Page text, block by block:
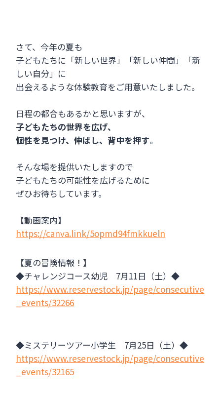
さて、今年の夏も
子どもたちに「新しい世界」「新しい仲間」「新
しい自分」に
出会えるような体験教育をご用意いたしました。
日程の都合もあるかと思いますが、
子どもたちの世界を広げ、
個性を見つけ、伸ばし、背中を押す。
そんな場を提供いたしますので
子どもたちの可能性を広げるために
ぜひお待ちしています。
【動画案内】
https://canva.link/5opmd94fmkkueln
【夏の冒険情報！】
◆チャレンジコース幼児 7月11日（土）◆
https://www.reservestock.jp/page/consecutive
_events/32266
◆ミステリーツアー小学生 7月25日（土）◆
https://www.reservestock.jp/page/consecutive
_events/32165